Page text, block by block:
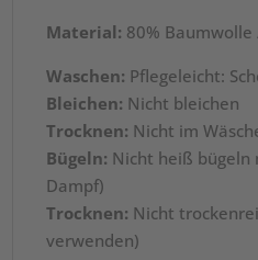
Material: 80%
Waschen: Pflegeleicht:
Bleichen: Nicht bleichen
Trocknen: Nicht im
Bügeln: Nicht heiß bügeln
Dampf)
Trocknen: Nicht
verwenden)